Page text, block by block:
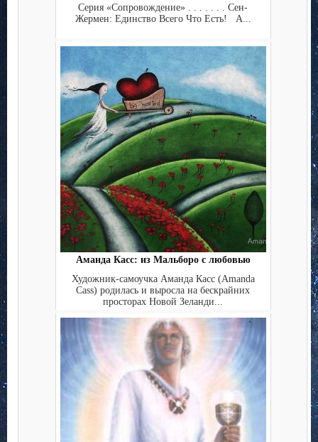
Серия «Сопровождение» . . . . . . . Сен-
Жермен: Единство Всего Что Есть! А...
Аманда Касс: из Мальборо с любовью
Художник-самоучка Аманда Касс (Amanda
Cass) родилась и выросла на бескрайних
просторах Новой Зеланди...